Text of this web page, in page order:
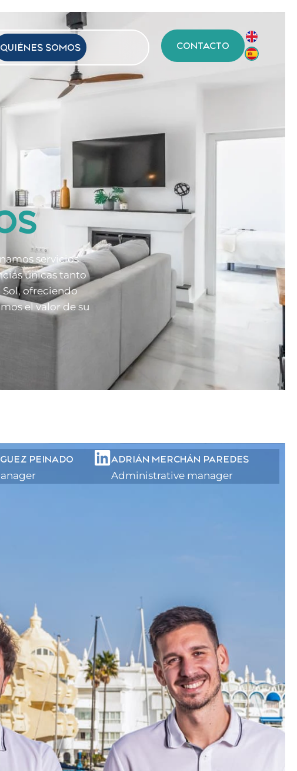
QUIÉNES SOMOS CONTACTO
servicios
únicas tanto
Sol, ofreciendo
el valor de su
PEINADO ADRIÁN MERCHÁN PAREDES
Administrative manager